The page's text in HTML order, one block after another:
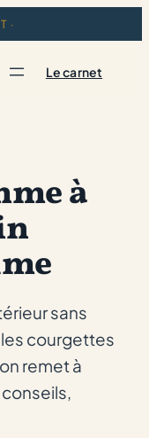
·
Le carnet
à
sans
courgettes
remet à